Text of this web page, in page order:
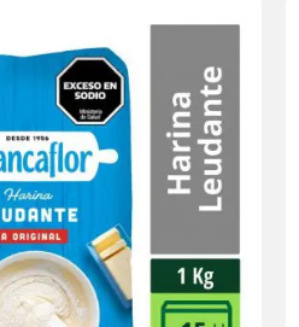
Agregar
lista de
deseos